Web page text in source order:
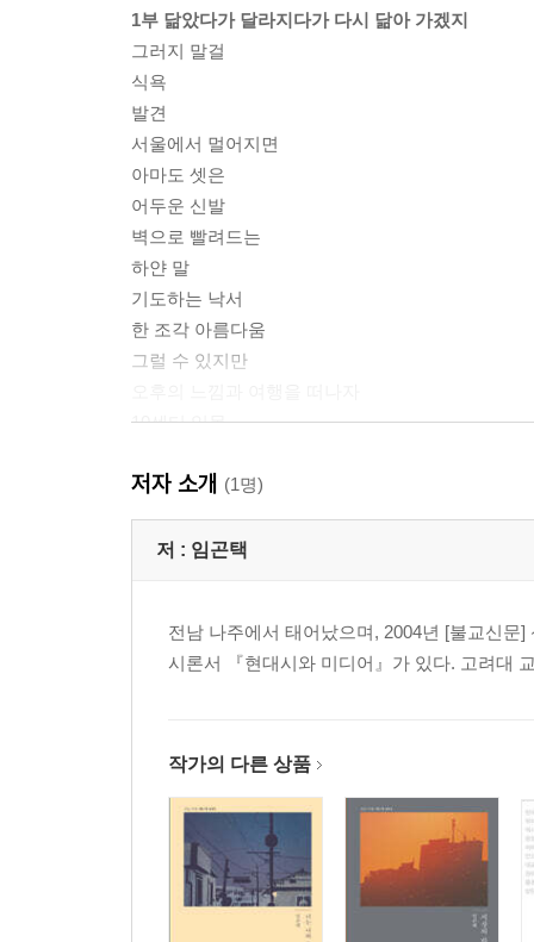
1부 닮았다가 달라지다가 다시 닮아 가겠지
그러지 말걸
식욕
발견
서울에서 멀어지면
아마도 셋은
어두운 신발
벽으로 빨려드는
하얀 말
기도하는 낙서
한 조각 아름다움
그럴 수 있지만
10센티 일몰
2부 빛나지 않는 것들을 잠시 빛나게
쑥
멀리 간다고 가까워지는 건 아니야
알 것 같다
어제 일처럼
3부 일요일의 사람들이 지나갑니다
저자 소개 (1명)
저 : 임곤택
전남 나주에서 태어났으며, 2004년 [불교신
시론서 『현대시와 미디어』가 있다. 고려대
작가의 다른 상품